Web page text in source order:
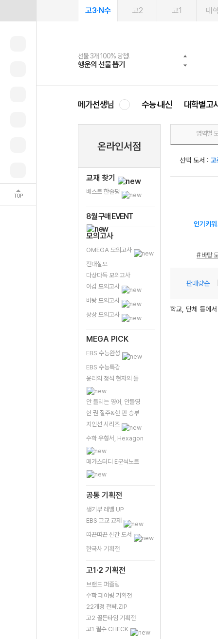
TOP
고3·N수 고2 고1 대
선물 3개 100% 당첨!
행운의 선물 뽑기
선물 100% 증정!
메가스터디 X 올리브
여름방학 스터디 캐시백
메가런 썸머스쿨
2027 러셀 단과
강사 공개선발
스마트러닝앱
설문 EVENT
메가패스
3일 무료 체험권
메가패스 수강생 무료혜택!
메가클럽 멤버십
사회공헌 캠페인
희망이룸 메가나눔
메가선생님 수능·내신 대학별고
온라인서점
교재 찾기
베스트 한줄평
8월 구매 EVENT
모의고사
OMEGA 모의고사
전대실모
다상다독 모의고사
이감 모의고사
바탕 모의고사
상상 모의고사
MEGA PICK
EBS 수능완성
EBS 수능특강
윤리의 정석 현자의 돌
안 틀리는 영어, 안틀영
한 권 질주&한 판 승부
지인선 시리즈
수학 유형서, Hexagon
메가스터디 E분석노트
공통 기획전
생기부 레벨 UP
EBS 고교 교재
따끈따끈 신간 도서
한국사 기획전
고1·2 기획전
브랜드 퍼즐링
수학 페어링 기획전
22개정 전략.ZIP
고2 골든타임 기획전
고1 필수 CHECK
영역별
선택 도서 : 고
인기키
# 바탕
판매량순
학교, 단체 등에